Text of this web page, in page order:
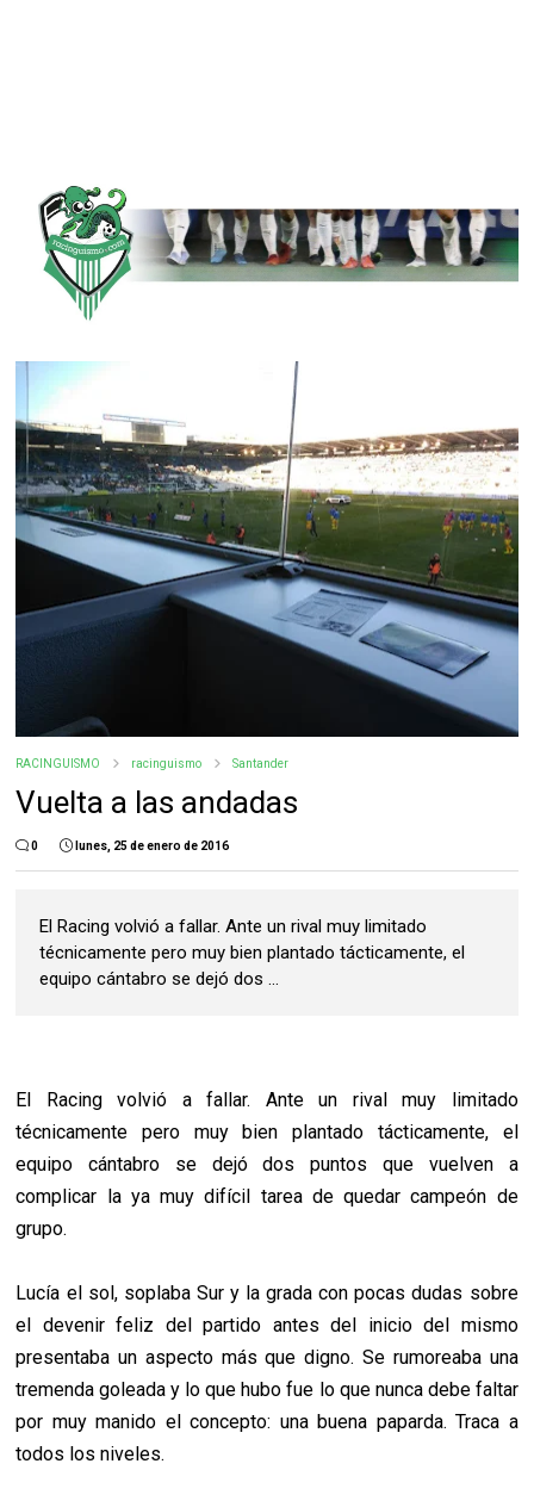
RACINGUISMO racinguismo Santander
Vuelta a las andadas
0 lunes, 25 de enero de 2016
El Racing volvió a fallar. Ante un rival muy limitado
técnicamente pero muy bien plantado tácticamente, el
equipo cántabro se dejó dos ...
El Racing volvió a fallar. Ante un rival muy limitado
técnicamente pero muy bien plantado tácticamente, el
equipo cántabro se dejó dos puntos que vuelven a
complicar la ya muy difícil tarea de quedar campeón de
grupo.
Lucía el sol, soplaba Sur y la grada con pocas dudas sobre
el devenir feliz del partido antes del inicio del mismo
presentaba un aspecto más que digno. Se rumoreaba una
tremenda goleada y lo que hubo fue lo que nunca debe faltar
por muy manido el concepto: una buena paparda. Traca a
todos los niveles.